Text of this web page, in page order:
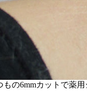
もの6mmカットで薬